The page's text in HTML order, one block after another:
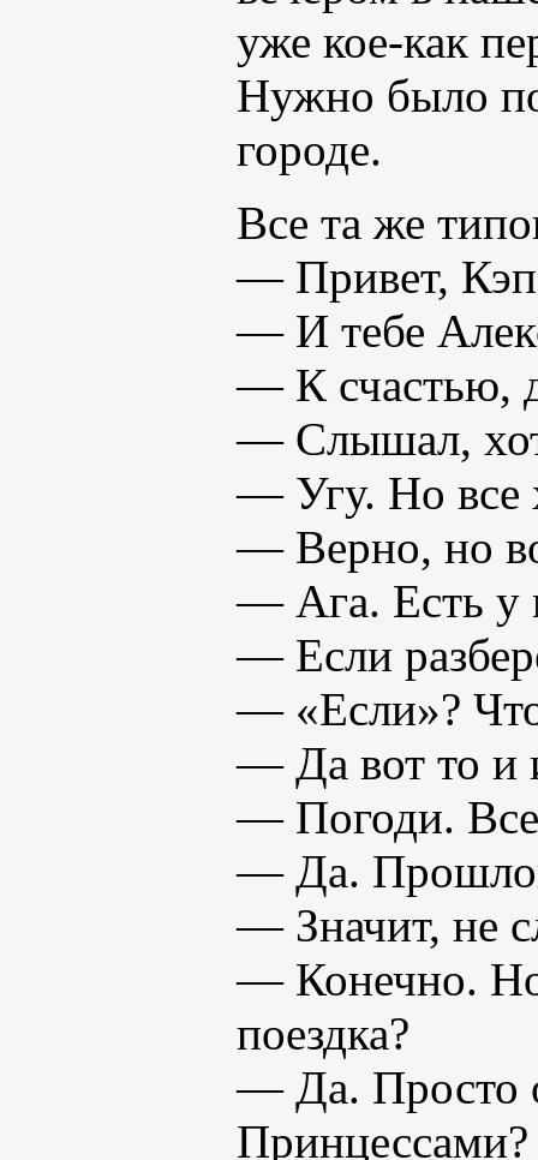
уже кое-как
Нужно было
городе.
Все та же
— Привет,
— И тебе
— К счастью,
— Слышал,
— Угу. Но все
— Верно, но
— Ага. Есть у
— Если
— «Если»?
— Да вот то и
— Погоди.
— Да.
— Значит, не
— Конечно. Но
поездка?
— Да. Просто
Принцессами?